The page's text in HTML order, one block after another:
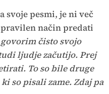
svoje pesmi, je ni več
način predati
čisto svojo
ljudje začutijo. Prej
To so bile druge
so pisali zame. Zdaj pa